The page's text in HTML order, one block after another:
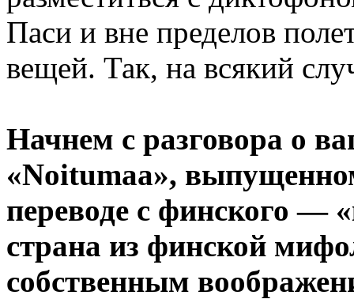
Паси и вне пределов
вещей. Так, на всякий
Начнем с разговора о
«Noitumaa»,
переводе с финского —
страна из финской
собственным